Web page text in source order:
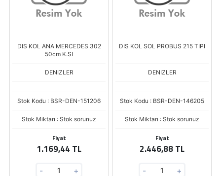
DIS KOL ANA MERCEDES 302
50cm K.SI
DENIZLER
Stok Kodu : BSR-DEN-151206
Stok Miktarı : Stok sorunuz
Fiyat
1.169,44 TL
- +
DIS KOL SOL PROBUS 215 TIPI
DENIZLER
Stok Kodu : BSR-DEN-146205
Stok Miktarı : Stok sorunuz
Fiyat
2.446,88 TL
- +